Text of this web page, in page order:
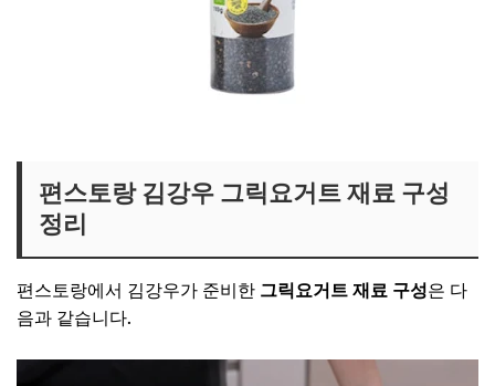
편스토랑 김강우 그릭요거트 재료 구성
정리
편스토랑에서 김강우가 준비한 그릭요거트 재료 구성은 다
음과 같습니다.